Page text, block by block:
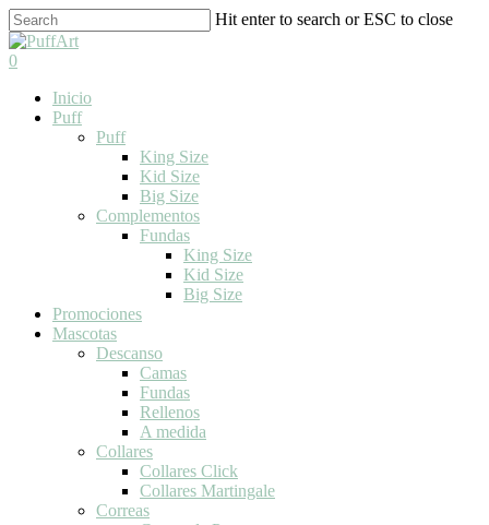
Skip
to
main
Hit enter to search or ESC to close
Close
Search
search
0
Inicio
Puff
Puff
King Size
Kid Size
Big Size
Complementos
Fundas
King Size
Kid Size
Big Size
Promociones
Mascotas
Descanso
Camas
Fundas
Rellenos
A medida
Collares
Collares Click
Collares Martingale
Correas